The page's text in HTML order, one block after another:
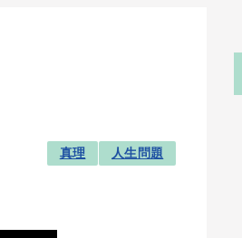
真理 人生問題